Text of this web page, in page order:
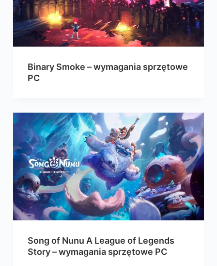
Binary Smoke – wymagania sprzętowe
PC
Song of Nunu A League of Legends
Story – wymagania sprzętowe PC